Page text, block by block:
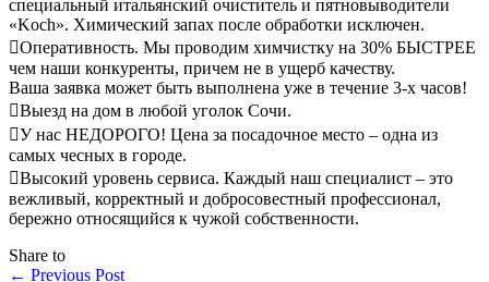
специальный итальянский очиститель и пятновыводители
«Koch». Химический запах после обработки исключен.
Оперативность. Мы проводим химчистку на 30% БЫСТРЕЕ
чем наши конкуренты, причем не в ущерб качеству.
Ваша заявка может быть выполнена уже в течение 3-х часов!
Выезд на дом в любой уголок Сочи.
У нас НЕДОРОГО! Цена за посадочное место – одна из
самых чесных в городе.
Высокий уровень сервиса. Каждый наш специалист – это
вежливый, корректный и добросовестный профессионал,
бережно относящийся к чужой собственности.
Share to
← Previous Post